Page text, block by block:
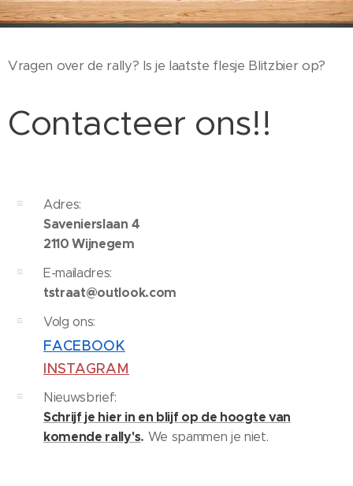
Vragen over de rally? Is je laatste flesje Blitzbier op?
Contacteer ons!!
Adres:
Savenierslaan 4
2110 Wijnegem
E-mailadres:
tstraat@outlook.com
Volg ons:
FACEBOOK
INSTAGRAM
Nieuwsbrief:
Schrijf je hier in en blijf op de hoogte van
komende rally's. We spammen je niet.